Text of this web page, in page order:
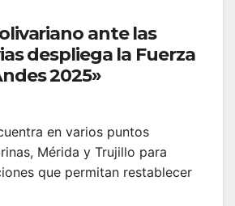
ante las
despliega la Fuerza
2025»
en varios puntos
Mérida y Trujillo para
que permitan restablecer